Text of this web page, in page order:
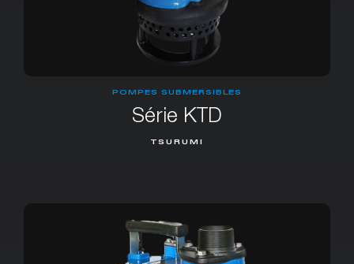
POMPES SUBMERSIBLES
Série KTD
TSURUMI